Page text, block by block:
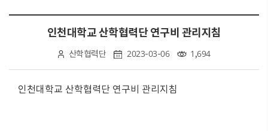
인천대학교 산학협력단 연구비 관리지침
산학협력단 2023-03-06 1,694
인천대학교 산학협력단 연구비 관리지침